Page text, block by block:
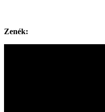
Zenék: